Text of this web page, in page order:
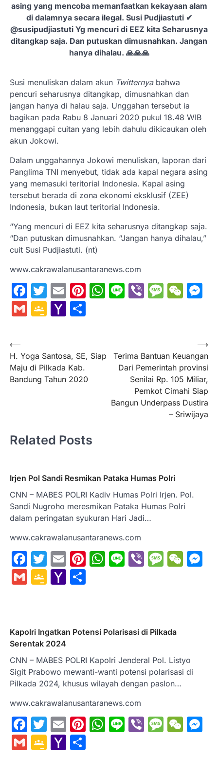
asing yang mencoba memanfaatkan kekayaan alam
di dalamnya secara ilegal. Susi Pudjiastuti ✔
@susipudjiastuti Yg mencuri di EEZ kita Seharusnya
ditangkap saja. Dan putuskan dimusnahkan. Jangan
hanya dihalau. 🙏🙏🙏
Susi menuliskan dalam akun Twitternyabahwa
pencuri seharusnya ditangkap, dimusnahkan dan
jangan hanya di halau saja. Unggahan tersebut ia
bagikan pada Rabu 8 Januari 2020 pukul 18.48 WIB
menanggapi cuitan yang lebih dahulu dikicaukan oleh
akun Jokowi.
Dalam unggahannya Jokowi menuliskan, laporan dari
Panglima TNI menyebut, tidak ada kapal negara asing
yang memasuki teritorial Indonesia. Kapal asing
tersebut berada di zona ekonomi eksklusif (ZEE)
Indonesia, bukan laut teritorial Indonesia.
“Yang mencuri di EEZ kita seharusnya ditangkap saja.
“Dan putuskan dimusnahkan. “Jangan hanya dihalau,”
cuit Susi Pudjiastuti. (nt)
www.cakrawalanusantaranews.com
Facebook
Twitter
EmailPinterest
WhatsApp
LineViber
GmailGoogle
Yahoo
Navigasi
pos
⟵
H. Yoga Santosa, SE, Siap
Maju di Pilkada Kab.
Bandung Tahun 2020
Terima Bantuan Keuangan
Dari Pemerintah provinsi
Senilai Rp. 105 Miliar,
Pemkot Cimahi Siap
Bangun Underpass Dustira
– Sriwijaya
⟶
Related Posts
Irjen Pol Sandi Resmikan Pataka Humas Polri
CNN – MABES POLRI Kadiv Humas Polri Irjen. Pol.
Sandi Nugroho meresmikan Pataka Humas Polri
dalam peringatan syukuran Hari Jadi…
www.cakrawalanusantaranews.com
Facebook
Twitter
EmailPinterest
WhatsApp
LineViber
GmailGoogle
Yahoo
Kapolri Ingatkan Potensi Polarisasi di Pilkada
Serentak 2024
CNN – MABES POLRI Kapolri Jenderal Pol. Listyo
Sigit Prabowo mewanti-wanti potensi polarisasi di
Pilkada 2024, khusus wilayah dengan paslon…
www.cakrawalanusantaranews.com
Facebook
Twitter
EmailPinterest
WhatsApp
LineViber
GmailGoogle
Yahoo